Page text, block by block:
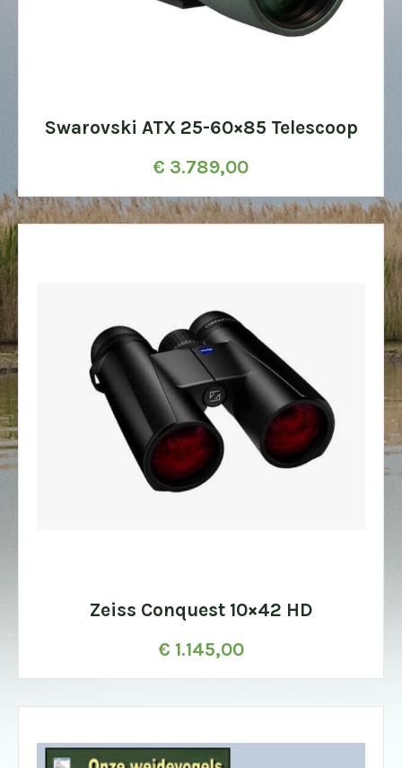
Swarovski ATX 25-60×85 Telescoop
€ 3.789,00
Zeiss Conquest 10×42 HD
€ 1.145,00